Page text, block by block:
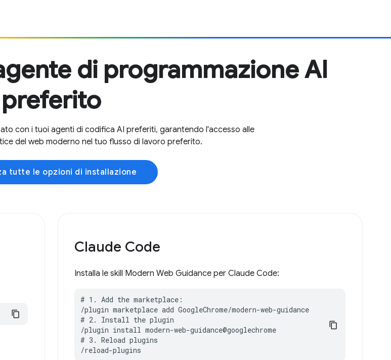
di programmazione AI
preferito
con i tuoi agenti di codifica AI preferiti, garantendo l'accesso alle
del web moderno nel tuo flusso di lavoro preferito.
tutte le opzioni di installazione
Claude Code
Installa le skill Modern Web Guidance per Claude Code:
# 1. Add the marketplace:
/plugin marketplace add GoogleChrome/modern-web-guidance
# 2. Install the plugin
/plugin install modern-web-guidance@googlechrome
# 3. Reload plugins
/reload-plugins